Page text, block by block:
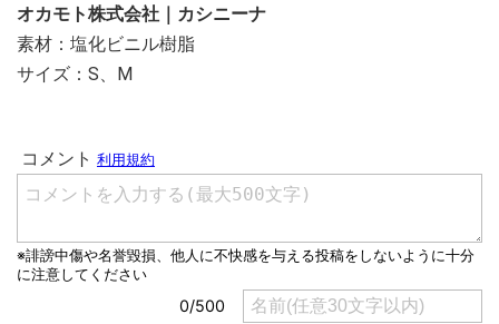
オカモト株式会社｜カシニーナ
素材：塩化ビニル樹脂
サイズ：S、M